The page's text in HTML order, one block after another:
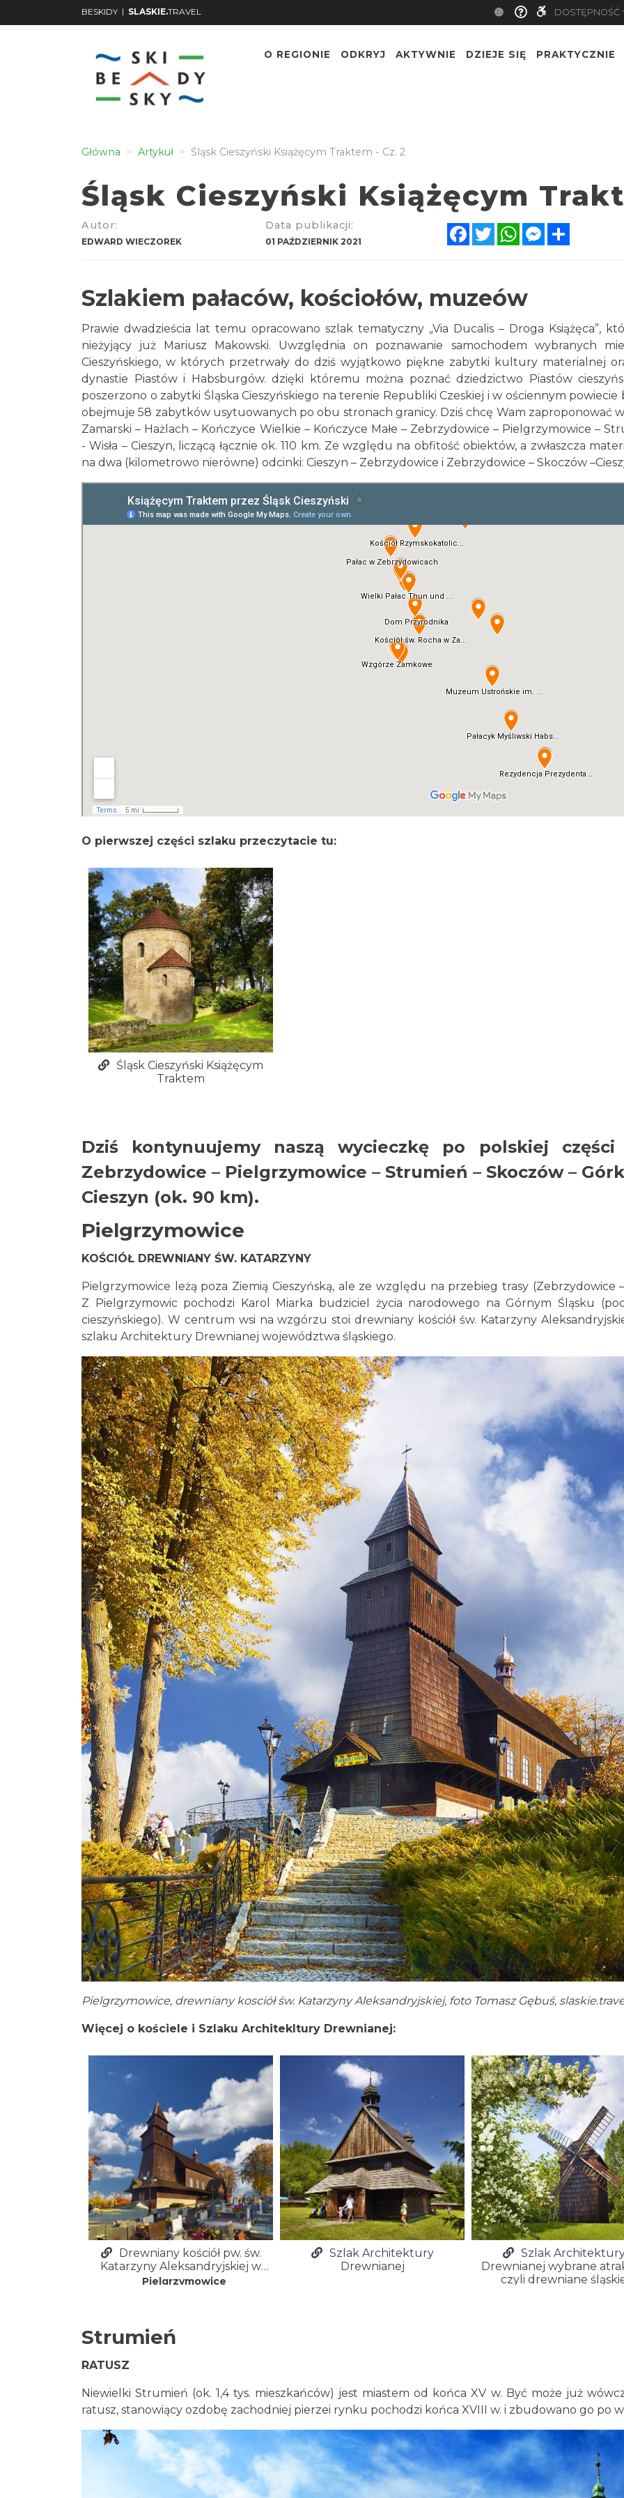
BESKIDY | SLASKIE.TRAVEL DOSTĘPNOŚĆ
O REGIONIE ODKRYJ AKTYWNIE DZIEJE SIĘ PRAKTYCZNIE
Główna Artykuł Śląsk Cieszyński Książęcym Traktem - Cz. 2
Śląsk Cieszyński Książęcym
Autor:
EDWARD WIECZOREK
Data publikacji:
01 PAŹDZIERNIK 2021
FacebookTwitterWhatsAppMessenger
Szlakiem pałaców, kościołów, muzeów
Prawie dwadzieścia lat temu opracowano szlak tematyczny „Via Ducalis – Droga Książęca”,
nieżyjący już Mariusz Makowski. Uwzględnia on poznawanie samochodem wybranych
Cieszyńskiego, w których przetrwały do dziś wyjątkowo piękne zabytki kultury materialnej
dynastie Piastów i Habsburgów. dzięki któremu można poznać dziedzictwo Piastów
poszerzono o zabytki Śląska Cieszyńskiego na terenie Republiki Czeskiej i w ościennym powiecie
obejmuje 58 zabytków usytuowanych po obu stronach granicy. Dziś chcę Wam zaproponować
Zamarski – Hażlach – Kończyce Wielkie – Kończyce Małe – Zebrzydowice – Pielgrzymowice –
- Wisła – Cieszyn, liczącą łącznie ok. 110 km. Ze względu na obfitość obiektów, a zwłaszcza
na dwa (kilometrowo nierówne) odcinki: Cieszyn – Zebrzydowice i Zebrzydowice – Skoczów
O pierwszej części szlaku przeczytacie tu:
Śląsk Cieszyński Książęcym
Traktem
Dziś kontynuujemy naszą wycieczkę po polskiej
Zebrzydowice – Pielgrzymowice – Strumień – Skoczów –
Cieszyn (ok. 90 km).
Pielgrzymowice
KOŚCIÓŁ DREWNIANY ŚW. KATARZYNY
Pielgrzymowice leżą poza Ziemią Cieszyńską, ale ze względu na przebieg trasy
Z Pielgrzymowic pochodzi Karol Miarka budziciel życia narodowego na Górnym Śląsku
cieszyńskiego). W centrum wsi na wzgórzu stoi drewniany kościół św. Katarzyny
szlaku Architektury Drewnianej województwa śląskiego.
Pielgrzymowice, drewniany kosciół św. Katarzyny Aleksandryjskiej, foto Tomasz Gębuś,
Więcej o kościele i Szlaku Architekltury Drewnianej:
Drewniany kościół pw. św.
Katarzyny Aleksandryjskiej w
Pielgrzymowicach
Pielgrzymowice
Szlak Architektury
Drewnianej
Szlak
Drewnianej wybrane
czyli drewniane
Strumień
RATUSZ
Niewielki Strumień (ok. 1,4 tys. mieszkańców) jest miastem od końca XV w. Być może już
ratusz, stanowiący ozdobę zachodniej pierzei rynku pochodzi końca XVIII w. i zbudowano go po